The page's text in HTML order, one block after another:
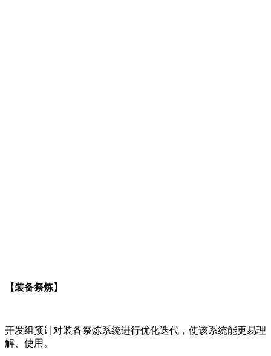
【装备祭炼】
开发组预计对装备祭炼系统进行优化迭代，使该系统能更易理
解、使用。